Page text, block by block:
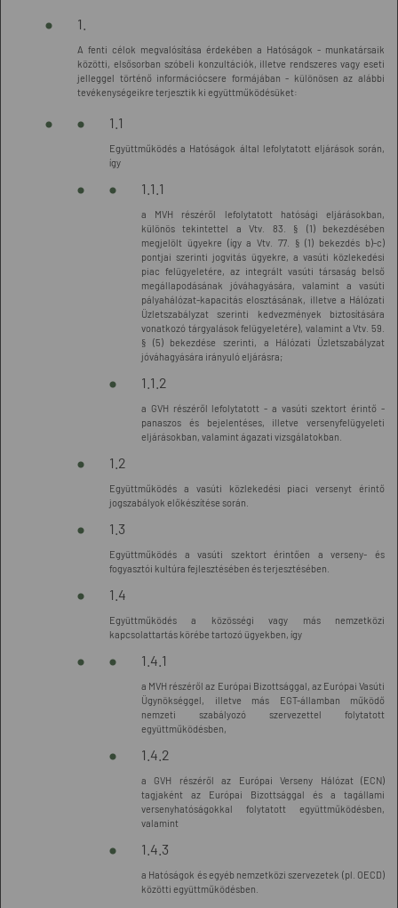
1.
A fenti célok megvalósítása érdekében a Hatóságok - munkatársaik
közötti, elsősorban szóbeli konzultációk, illetve rendszeres vagy eseti
jelleggel történő információcsere formájában - különösen az alábbi
tevékenységeikre terjesztik ki együttműködésüket:
1.1
Együttműködés a Hatóságok által lefolytatott eljárások során,
így
1.1.1
a MVH részéről lefolytatott hatósági eljárásokban,
különös tekintettel a Vtv. 83. § (1) bekezdésében
megjelölt ügyekre (így a Vtv. 77. § (1) bekezdés b)-c)
pontjai szerinti jogvitás ügyekre, a vasúti közlekedési
piac felügyeletére, az integrált vasúti társaság belső
megállapodásának jóváhagyására, valamint a vasúti
pályahálózat-kapacitás elosztásának, illetve a Hálózati
Üzletszabályzat szerinti kedvezmények biztosítására
vonatkozó tárgyalások felügyeletére), valamint a Vtv. 59.
§ (5) bekezdése szerinti, a Hálózati Üzletszabályzat
jóváhagyására irányuló eljárásra;
1.1.2
a GVH részéről lefolytatott - a vasúti szektort érintő -
panaszos és bejelentéses, illetve versenyfelügyeleti
eljárásokban, valamint ágazati vizsgálatokban.
1.2
Együttműködés a vasúti közlekedési piaci versenyt érintő
jogszabályok előkészítése során.
1.3
Együttműködés a vasúti szektort érintően a verseny- és
fogyasztói kultúra fejlesztésében és terjesztésében.
1.4
Együttműködés a közösségi vagy más nemzetközi
kapcsolattartás körébe tartozó ügyekben, így
1.4.1
a MVH részéről az Európai Bizottsággal, az Európai Vasúti
Ügynökséggel, illetve más EGT-államban működő
nemzeti szabályozó szervezettel folytatott
együttműködésben,
1.4.2
a GVH részéről az Európai Verseny Hálózat (ECN)
tagjaként az Európai Bizottsággal és a tagállami
versenyhatóságokkal folytatott együttműködésben,
valamint
1.4.3
a Hatóságok és egyéb nemzetközi szervezetek (pl. OECD)
közötti együttműködésben.